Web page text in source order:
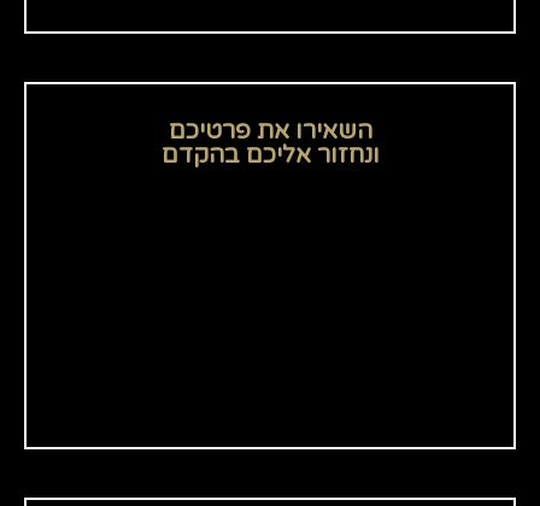
השאירו את פרטיכם
ונחזור אליכם בהקדם